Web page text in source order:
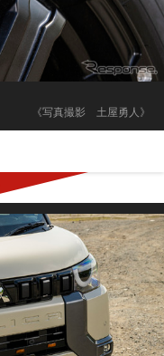
《写真撮影 土屋勇人》